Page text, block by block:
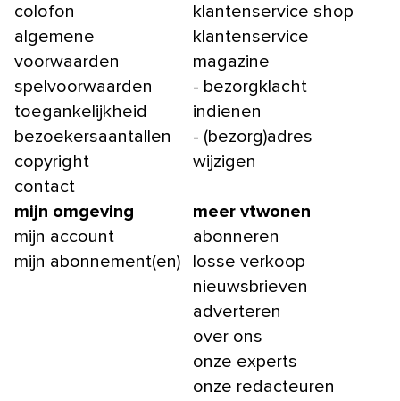
colofon
algemene
voorwaarden
spelvoorwaarden
toegankelijkheid
bezoekersaantallen
copyright
contact
klantenservice shop
klantenservice
magazine
- bezorgklacht
indienen
- (bezorg)adres
wijzigen
mijn omgeving
mijn account
mijn abonnement(en)
meer vtwonen
abonneren
losse verkoop
nieuwsbrieven
adverteren
over ons
onze experts
onze redacteuren